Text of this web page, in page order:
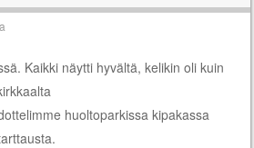
Kaikki näytti hyvältä, kelikin oli kuin
huoltoparkissa kipakassa